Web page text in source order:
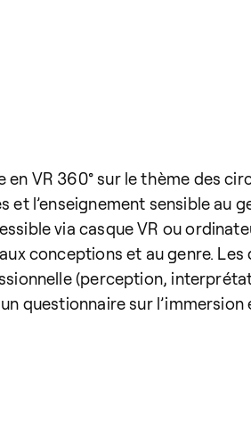
en VR 360° sur le thème des
et l’enseignement sensible au
via casque VR ou
conceptions et au genre.
(perception,
questionnaire sur